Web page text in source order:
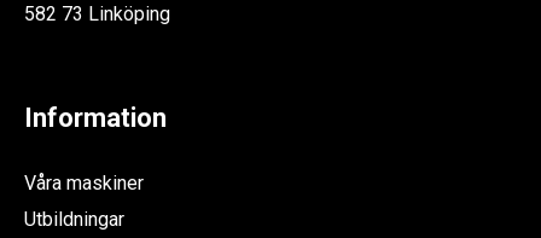
582 73 Linköping
Information
Våra maskiner
Utbildningar